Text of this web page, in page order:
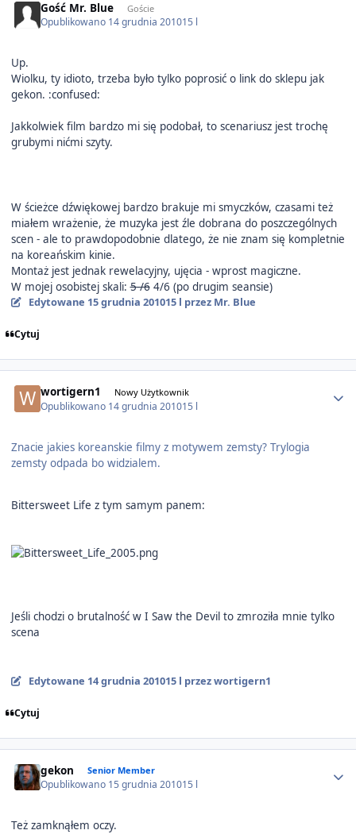
Gość Mr. Blue Goście
Opublikowano 14 grudnia 201015 l
Up.
Wiolku, ty idioto, trzeba było tylko poprosić o link do sklepu jak
gekon. :confused:
Jakkolwiek film bardzo mi się podobał, to scenariusz jest trochę
grubymi nićmi szyty.
W ścieżce dźwiękowej bardzo brakuje mi smyczków, czasami też
miałem wrażenie, że muzyka jest źle dobrana do poszczególnych
scen - ale to prawdopodobnie dlatego, że nie znam się kompletnie
na koreańskim kinie.
Montaż jest jednak rewelacyjny, ujęcia - wprost magiczne.
W mojej osobistej skali:5-/64/6 (po drugim seansie)
Edytowane 15 grudnia 201015 l przez Mr. Blue
Cytuj
wortigern1 Nowy Użytkownik
Opublikowano 14 grudnia 201015 l
Znacie jakies koreanskie filmy z motywem zemsty? Trylogia
zemsty odpada bo widzialem.
Bittersweet Life z tym samym panem:
Jeśli chodzi o brutalność w I Saw the Devil to zmroziła mnie tylko
scena
Edytowane 14 grudnia 201015 l przez wortigern1
Cytuj
gekon Senior Member
Opublikowano 15 grudnia 201015 l
Też zamknąłem oczy.